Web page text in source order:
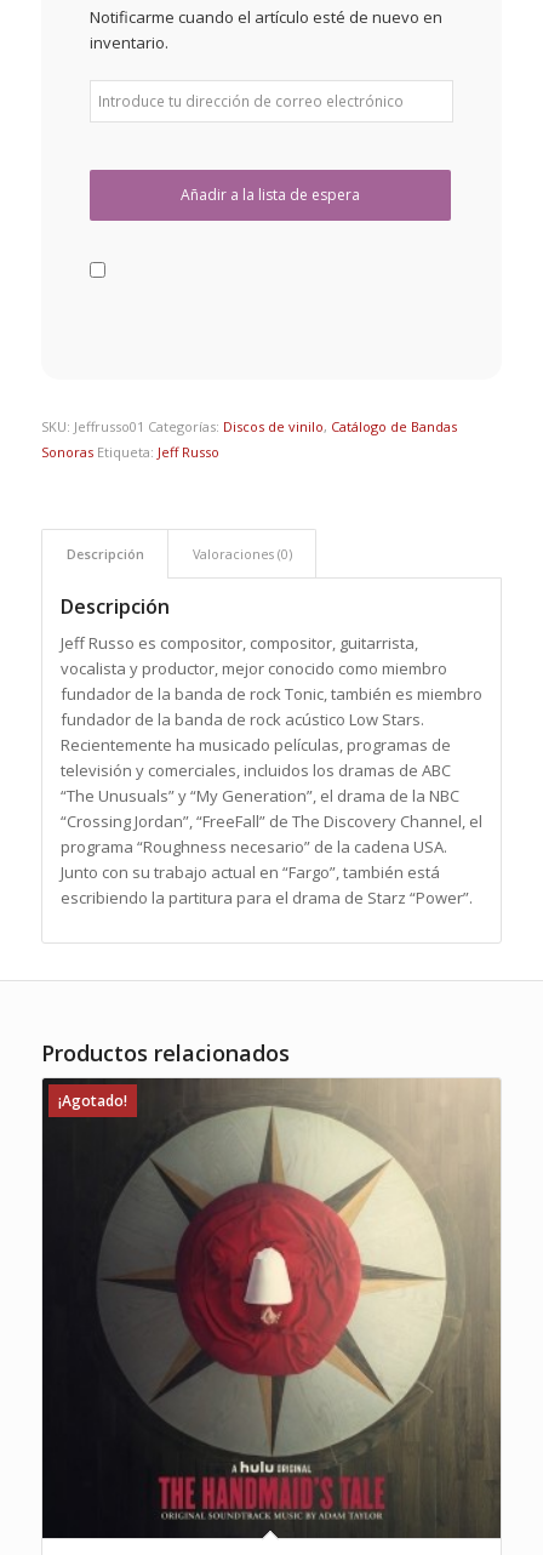
Notificarme cuando el artículo esté de nuevo en
inventario.
SKU: Jeffrusso01 Categorías: Discos de vinilo, Catálogo de Bandas
Sonoras Etiqueta: Jeff Russo
Descripción Valoraciones (0)
Descripción
Jeff Russo es compositor, compositor, guitarrista,
vocalista y productor, mejor conocido como miembro
fundador de la banda de rock Tonic, también es miembro
fundador de la banda de rock acústico Low Stars.
Recientemente ha musicado películas, programas de
televisión y comerciales, incluidos los dramas de ABC
“The Unusuals” y “My Generation”, el drama de la NBC
“Crossing Jordan”, “FreeFall” de The Discovery Channel, el
programa “Roughness necesario” de la cadena USA.
Junto con su trabajo actual en “Fargo”, también está
escribiendo la partitura para el drama de Starz “Power”.
Productos relacionados
¡Agotado!